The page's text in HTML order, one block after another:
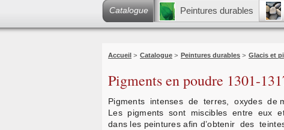
Catalogue Peintures durables
Accueil > Catalogue > Peintures durables > Glacis et
Pigments en poudre 1301-
Pigments intenses de terres, oxydes de
Les pigments sont miscibles entre eux et
dans les peintures afin d’obtenir des